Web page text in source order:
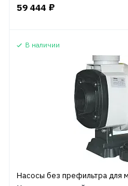
59 444 ₽
В наличии
Насосы без префильтра для